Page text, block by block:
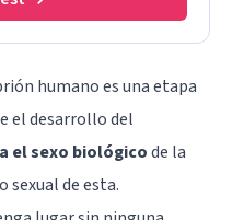
humano es una etapa
el desarrollo del
el sexo biológicode la
de esta.